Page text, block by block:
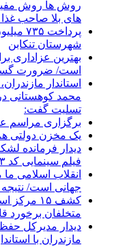
روش ها روش
های بلا صاحب غذا
شهرستان تنکابن
بهترین عزاداری
است/ ضرورت
استاندار
محمد کوهستانی
تسلیت گفت:
برگزاری مراسم
یک مخزن دولتی
فیلم سینمایی کد ۱۳۳
انقلاب اسلامی
جهانی است/
کشف ۱۵
متخلفان برخورد
دیدار مدیرکل
مازندران با